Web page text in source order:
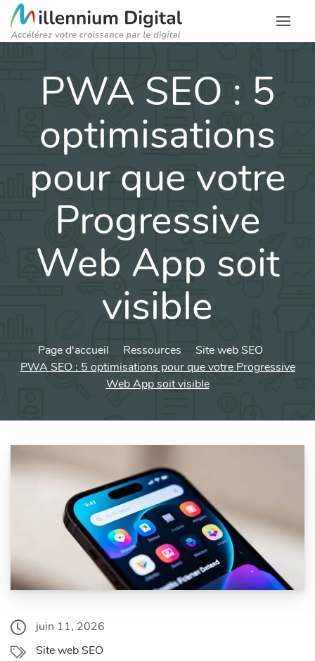
PWA SEO : 5
optimisations
pour que votre
Progressive
Web App soit
visible
Page d'accueil Ressources
Site web SEO
PWA SEO : 5 optimisations pour que votre Progressive
Web App soit visible
juin 11, 2026
Site web SEO